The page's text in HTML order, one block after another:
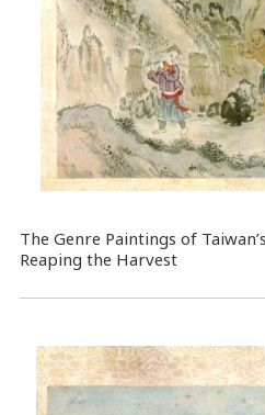
The Genre Paintings of
Reaping the Harvest